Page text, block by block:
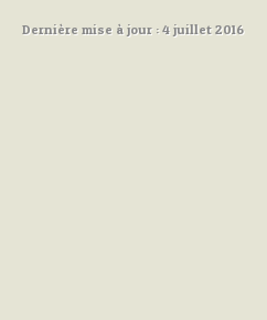
Dernière mise à jour : 4 juillet 2016